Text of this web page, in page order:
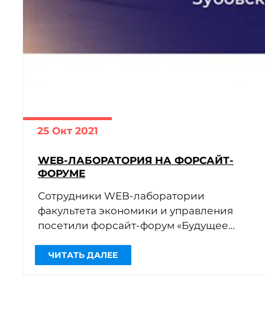
25 Окт 2021
WEB-ЛАБОРАТОРИЯ НА ФОРСАЙТ-
ФОРУМЕ
Сотрудники WEB-лаборатории
факультета экономики и управления
посетили форсайт-форум «Будущее
реальность» (Организаторы —